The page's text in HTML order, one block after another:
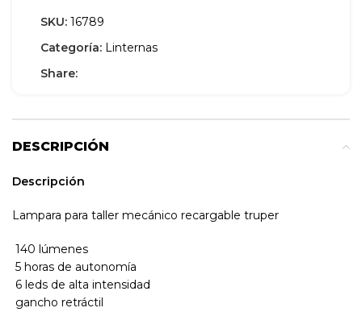
SKU: 16789
Categoría: Linternas
Share:
DESCRIPCIÓN
Descripción
Lampara para taller mecánico recargable truper
 140 lúmenes
 5 horas de autonomía
 6 leds de alta intensidad
 gancho retráctil